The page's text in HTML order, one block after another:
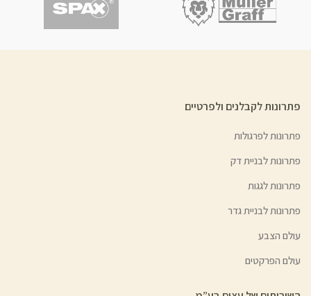
פתרונות לקבלנים ולפרטיים
פתרונות לפרגולות
פתרונות לבניית דק
פתרונות לגגות
פתרונות לבניית גדר
עולם הצבע
עולם הפרקטים